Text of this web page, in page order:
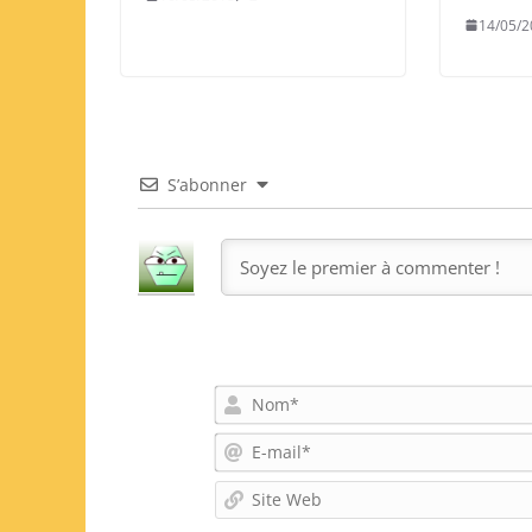
14/05/
S’abonner